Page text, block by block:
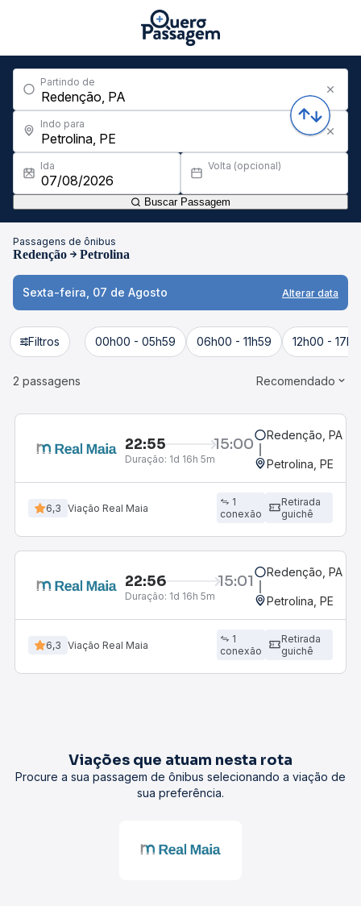
Partindo de
Indo para
Ida Volta (opcional)
Buscar Passagem
Passagens de ônibus
Redenção Petrolina
Sexta-feira, 07 de Agosto Alterar data
Filtros 00h00 - 05h59 06h00 - 11h59 12h00 -
2 passagens Recomendado
22:55 15:00
Duração: 1d 16h 5m
Redenção, PA
Petrolina, PE
6,3 Viação Real Maia
1
conexão
Retirada
guichê
22:56 15:01
Duração: 1d 16h 5m
Redenção, PA
Petrolina, PE
6,3 Viação Real Maia
1
conexão
Retirada
guichê
Viações que atuam nesta rota
Procure a sua passagem de ônibus selecionando a viação de
sua preferência.